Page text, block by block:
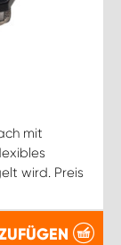
mit
wird. Preis